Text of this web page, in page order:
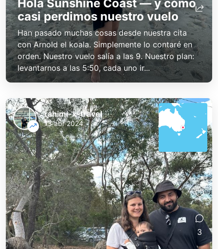
Hola Sunshine Coast — y cómo
casi perdimos nuestro vuelo
Han pasado muchas cosas desde nuestra cita
con Arnold el koala. Simplemente lo contaré en
orden. Nuestro vuelo salía a las 9. Nuestro plan:
levantarnos a las 5:50, cada uno ir...
rahimi-x-travel
13 abr 2024
3